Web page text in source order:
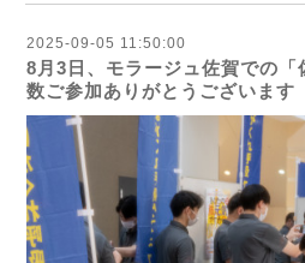
2025-09-05 11:50:00
8月3日、モラージュ佐賀での「
数ご参加ありがとうございます